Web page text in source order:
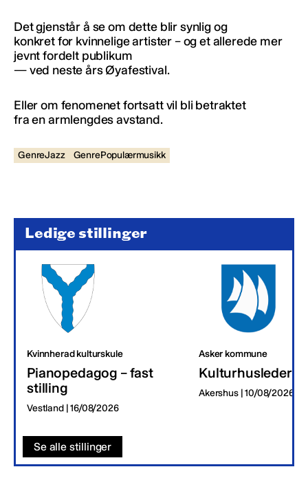
Det gjenstår å se om dette blir synlig og
konkret for kvinnelige artister – og et allerede mer
jevnt fordelt publikum
— ved neste års Øyafestival.
Eller om fenomenet fortsatt vil bli betraktet
fra en armlengdes avstand.
GenreJazz GenrePopulærmusikk
Ledige stillinger
Kvinnherad kulturskule
Pianopedagog – fast
stilling
Vestland | 16/08/2026
Asker kommune
Kulturhusleder
Akershus | 10/08/2026
Se alle stillinger